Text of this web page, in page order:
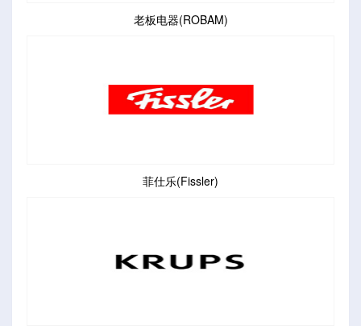
老板电器(ROBAM)
菲仕乐(Fissler)